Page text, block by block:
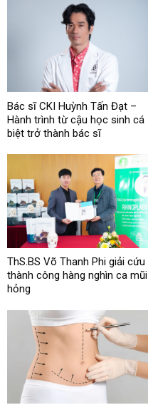
Bác sĩ CKI Huỳnh Tấn Đạt –
Hành trình từ cậu học sinh cá
biệt trở thành bác sĩ
ThS.BS Võ Thanh Phi giải cứu
thành công hàng nghìn ca mũi
hỏng